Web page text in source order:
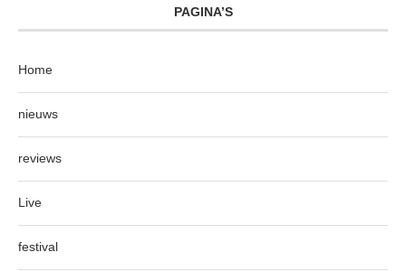
PAGINA’S
Home
nieuws
reviews
Live
festival